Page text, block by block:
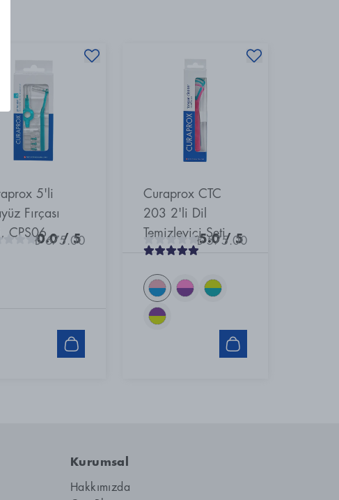
5'li
Fırçası
CPS060.0/ 5
₺ 675.00
Curaprox CTC
203 2'li Dil
Temizleyici Seti
5.0/ 5
₺ 575.00
Kurumsal
Hakkımızda